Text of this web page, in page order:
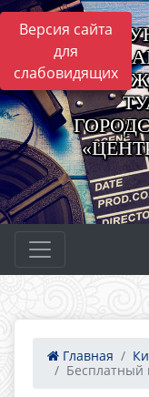
Версия сайта
для
слабовидящих
Главная
Бесплатный